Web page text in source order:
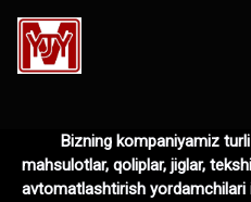
Bizning kompaniyamiz turli
mahsulotlar, qoliplar, jiglar,
avtomatlashtirish yordamchilari
Shablon dizayni